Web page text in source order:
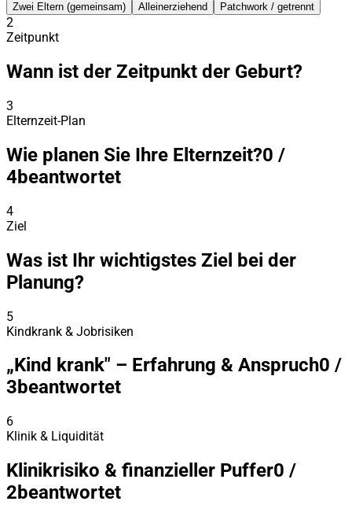
Zwei Eltern (gemeinsam) Alleinerziehend Patchwork / getrennt
2
Zeitpunkt
Wann ist der Zeitpunkt der Geburt?
3
Elternzeit-Plan
Wie planen Sie Ihre Elternzeit?0 /
4beantwortet
4
Ziel
Was ist Ihr wichtigstes Ziel bei der
Planung?
5
Kindkrank & Jobrisiken
„Kind krank" – Erfahrung & Anspruch0 /
3beantwortet
6
Klinik & Liquidität
Klinikrisiko & finanzieller Puffer0 /
2beantwortet